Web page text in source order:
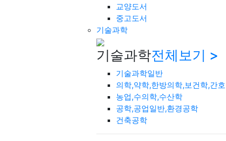
교양도서
중고도서
기술과학
기술과학전체보기 >
기술과학일반
의학,약학,한방의학,보건학,간
농업,수의학,수산학
공학,공업일반,환경공학
건축공학